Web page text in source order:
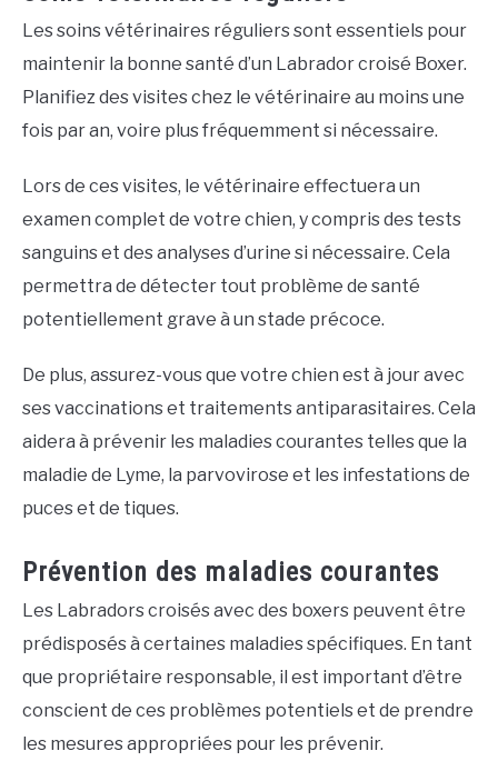
Les soins vétérinaires réguliers sont essentiels pour
maintenir la bonne santé d’un Labrador croisé Boxer.
Planifiez des visites chez le vétérinaire au moins une
fois par an, voire plus fréquemment si nécessaire.
Lors de ces visites, le vétérinaire effectuera un
examen complet de votre chien, y compris des tests
sanguins et des analyses d’urine si nécessaire. Cela
permettra de détecter tout problème de santé
potentiellement grave à un stade précoce.
De plus, assurez-vous que votre chien est à jour avec
ses vaccinations et traitements antiparasitaires. Cela
aidera à prévenir les maladies courantes telles que la
maladie de Lyme, la parvovirose et les infestations de
puces et de tiques.
Prévention des maladies courantes
Les Labradors croisés avec des boxers peuvent être
prédisposés à certaines maladies spécifiques. En tant
que propriétaire responsable, il est important d’être
conscient de ces problèmes potentiels et de prendre
les mesures appropriées pour les prévenir.